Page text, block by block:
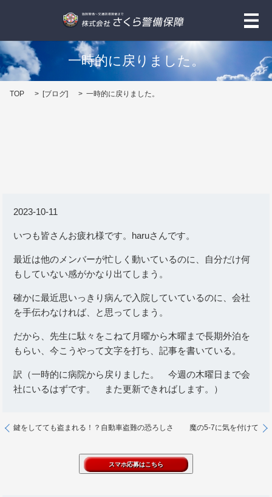
メ
一時的に戻りました。
TOP [ブログ] 一時的に戻りました。
2023-10-11
いつも皆さんお疲れ様です。haruさんです。
最近は他のメンバーが忙しく動いているのに、自分だけ何
もしていない感がかなり出てしまう。
確かに最近思いっきり病んで入院していているのに、会社
を手伝わなければ、と思ってしまう。
だから、先生に駄々をこねて月曜から木曜まで長期外泊を
もらい、今こうやって文字を打ち、記事を書いている。
訳（一時的に病院から戻りました。 今週の木曜日まで会
社にいるはずです。 また更新できればします。）
鍵をしてても盗まれる！？自動車盗難の恐ろしさ 魔の5-7に気を付けて